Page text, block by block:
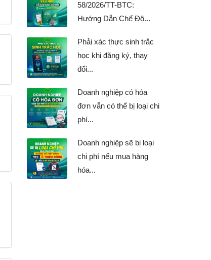
58/2026/TT-BTC:
Hướng Dẫn Chế Độ...
Phải xác thực sinh trắc
học khi đăng ký, thay
đổi...
Doanh nghiệp có hóa
đơn vẫn có thể bị loại chi
phí...
Doanh nghiệp sẽ bị loại
chi phí nếu mua hàng
hóa...